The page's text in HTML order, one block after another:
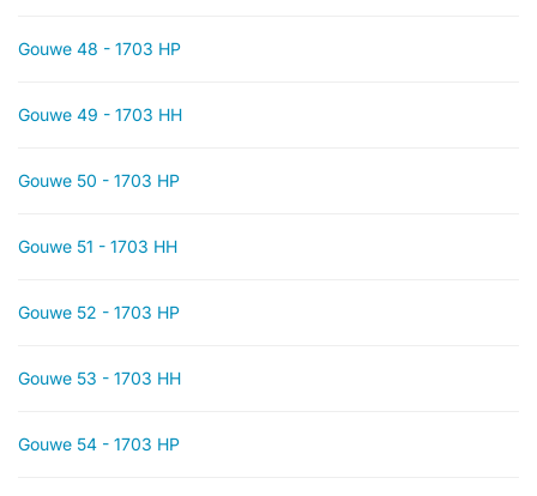
Gouwe 48 - 1703 HP
Gouwe 49 - 1703 HH
Gouwe 50 - 1703 HP
Gouwe 51 - 1703 HH
Gouwe 52 - 1703 HP
Gouwe 53 - 1703 HH
Gouwe 54 - 1703 HP